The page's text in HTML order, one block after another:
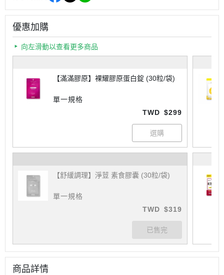
優惠加購
向左滑動以查看更多商品
【滿滿膠原】裸耀膠原蛋白錠 (30粒/袋)
單一規格
TWD $299
【舒緩調理】淨荳 素食膠囊 (30粒/袋)
單一規格
TWD $319
商品詳情